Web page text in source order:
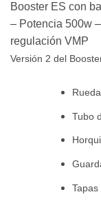
Booster ES con
– Potencia 500w
regulación VMP
Versión 2 del
Tubo